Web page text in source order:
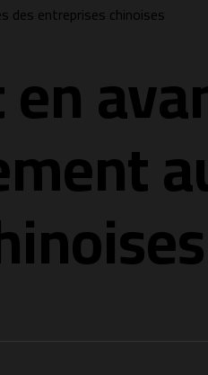
des entreprises chinoises